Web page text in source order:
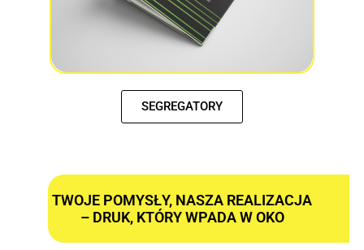
SEGREGATORY
TWOJE POMYSŁY, NASZA REALIZACJA
– DRUK, KTÓRY WPADA W OKO